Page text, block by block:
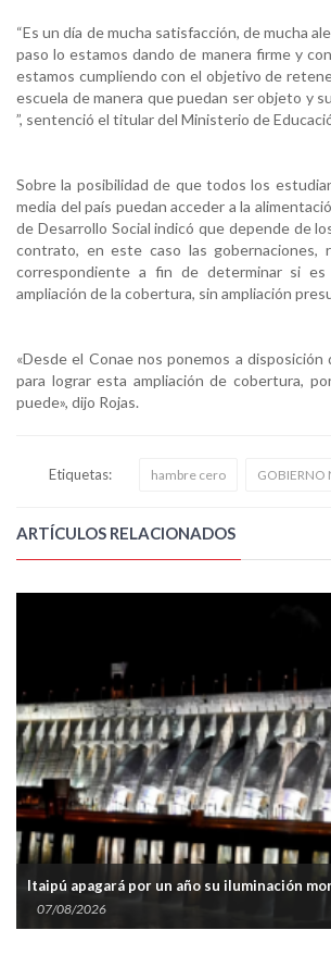
“Es un día de mucha satisfacción, de mucha
paso lo estamos dando de manera firme y
estamos cumpliendo con el objetivo de
escuela de manera que puedan ser objeto y
”, sentenció el titular del Ministerio de
Sobre la posibilidad de que todos los
media del país puedan acceder a la
de Desarrollo Social indicó que depende de
contrato, en este caso las gobernaciones,
correspondiente a fin de determinar si
ampliación de la cobertura, sin ampliación
«Desde el Conae nos ponemos a
para lograr esta ampliación de cobertura,
puede», dijo Rojas.
Etiquetas: hambre cero GOBIERNO
ARTÍCULOS RELACIONADOS
Itaipú apagará por un año su iluminación
07/08/2026